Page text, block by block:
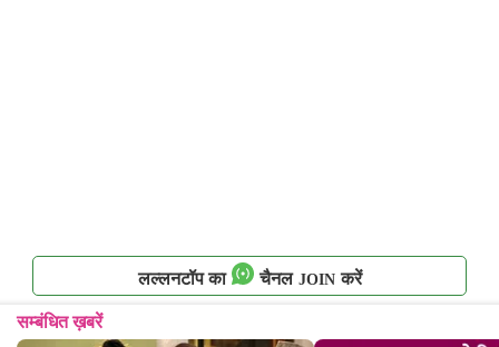
लल्लनटॉप का चैनल JOIN करें
सम्बंधित ख़बरें